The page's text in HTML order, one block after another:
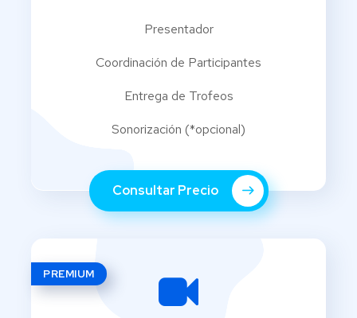
Presentador
Coordinación de Participantes
Entrega de Trofeos
Sonorización (*opcional)
Consultar Precio
PREMIUM